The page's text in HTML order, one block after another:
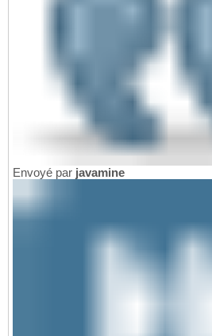
Envoyé par javamine